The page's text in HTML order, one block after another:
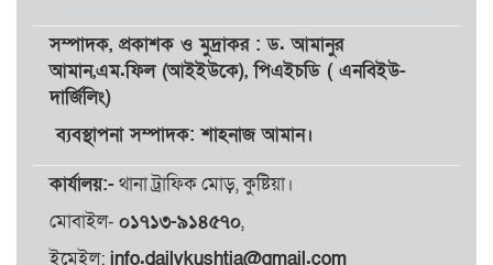
সম্পাদক, প্রকাশকওমুদ্রাকর: ড. আমানুর
আমান,এম.ফিল (আইইউকে), পিএইচডি ( এনবিইউ-
দার্জিলিং)
ব্যবস্থাপনা সম্পাদক: শাহনাজ আমান।
কার্যালয়:-থানা ট্রাফিক মোড়, কুষ্টিয়া।
মোবাইল- ০১৭১৩-৯১৪৫৭০,
ইমেইল: info.dailykushtia@gmail.com